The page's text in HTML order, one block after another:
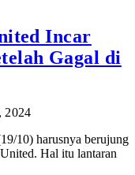
Incar
Gagal di
2024
10) harusnya berujung
Hal itu lantaran